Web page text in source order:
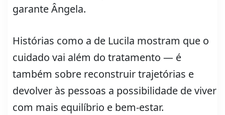
garante Ângela.
Histórias como a de Lucila mostram que o
cuidado vai além do tratamento — é
também sobre reconstruir trajetórias e
devolver às pessoas a possibilidade de viver
com mais equilíbrio e bem-estar.